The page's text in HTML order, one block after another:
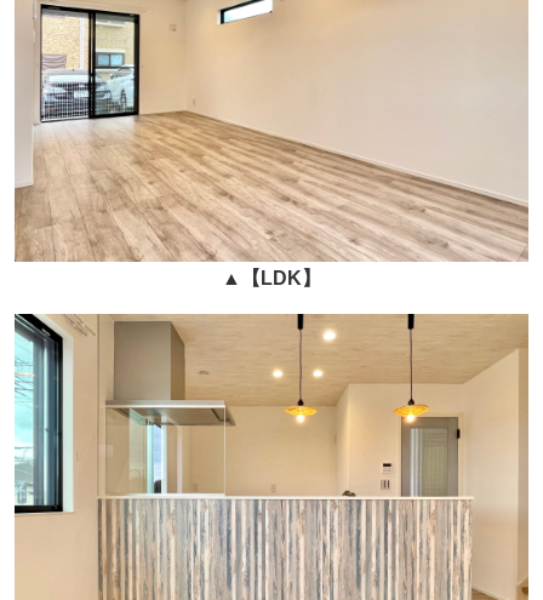
▲ 【LDK】